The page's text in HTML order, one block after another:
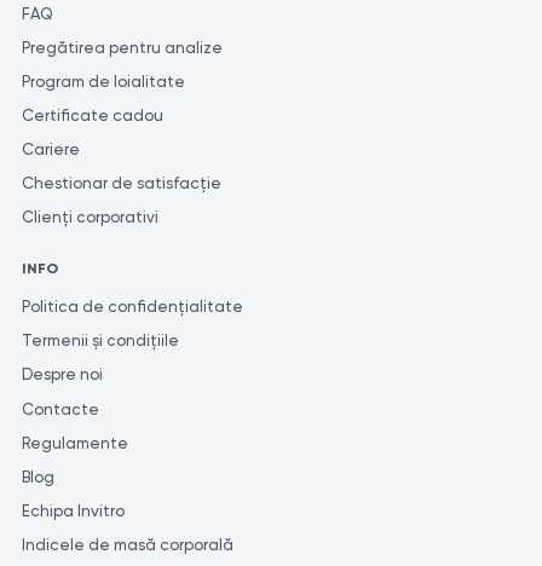
FAQ
Pregătirea pentru analize
Program de loialitate
Certificate cadou
Cariere
Chestionar de satisfacție
Clienți corporativi
INFO
Politica de confidențialitate
Termenii și condițiile
Despre noi
Contacte
Regulamente
Blog
Echipa Invitro
Indicele de masă corporală